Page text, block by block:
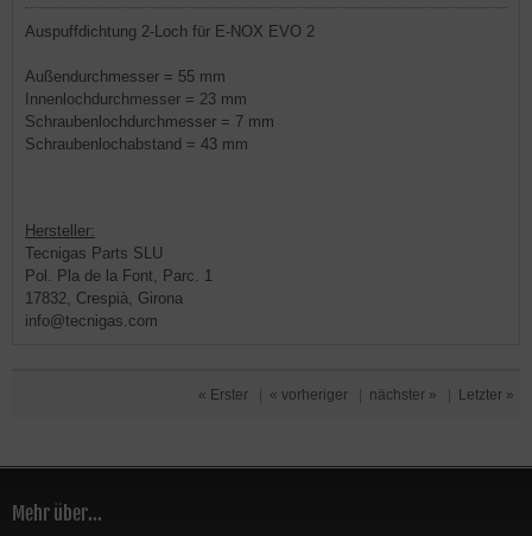
Auspuffdichtung 2-Loch für E-NOX EVO 2
Außendurchmesser = 55 mm
Innenlochdurchmesser = 23 mm
Schraubenlochdurchmesser = 7 mm
Schraubenlochabstand = 43 mm
Hersteller:
Tecnigas Parts SLU
Pol. Pla de la Font, Parc. 1
17832, Crespià, Girona
info@tecnigas.com
« Erster « vorheriger nächster » Letzter »
Mehr über...